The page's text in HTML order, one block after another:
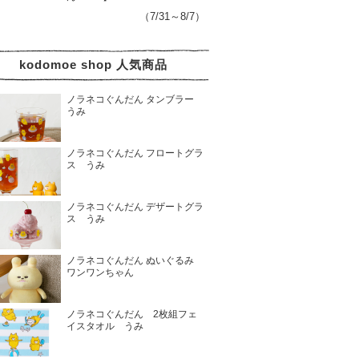
（7/31～8/7）
kodomoe shop 人気商品
ノラネコぐんだん タンブラー
うみ
ノラネコぐんだん フロートグラ
ス うみ
ノラネコぐんだん デザートグラ
ス うみ
ノラネコぐんだん ぬいぐるみ
ワンワンちゃん
ノラネコぐんだん 2枚組フェ
イスタオル うみ